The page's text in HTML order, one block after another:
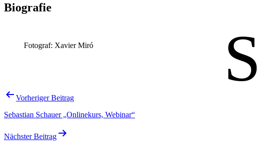
Biografie
Fotograf: Xavier Miró S
Beitragsnavigation
Vorheriger Beitrag
Sebastian Schauer „Onlinekurs, Webinar“
Nächster Beitrag